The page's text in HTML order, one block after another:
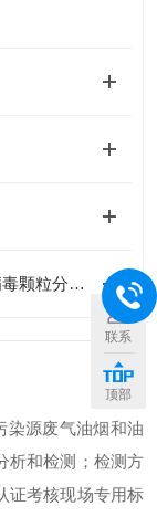
乳胶微粒标准物质在纳米药物、外泌体与病毒颗粒分析中的关键作
染源废气油烟和油
析和检测；检测方
证考核现场专用标
联系
顶部